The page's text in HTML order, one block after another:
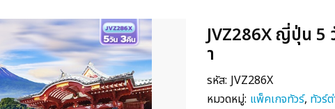
JVZ286X ญี่ปุ่น 5
า
รหัส: JVZ286X
หมวดหมู่: แพ็คเกจทัวร์, ทัวร์